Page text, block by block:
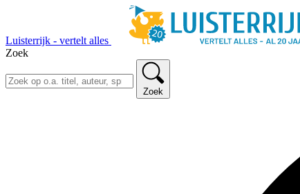
Luisterrijk - vertelt alles
Zoek
Zoek